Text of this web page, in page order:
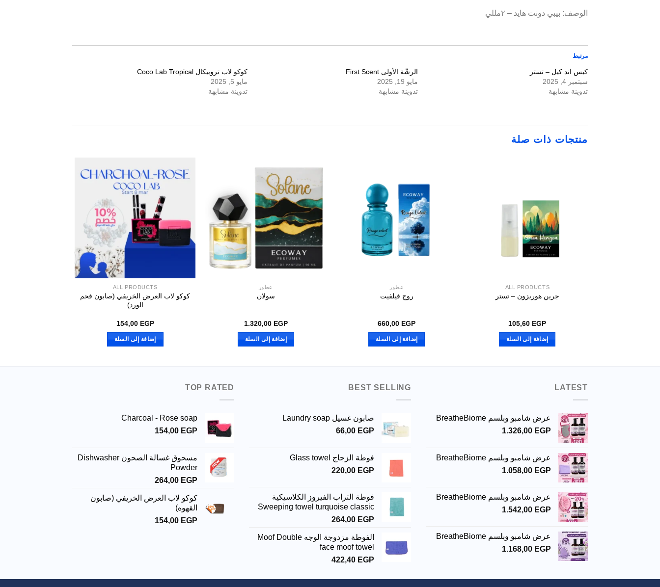
الوصف: بيبي دونت هايد – ٢مللي
مرتبط
كيس اند كيل – تستر
سبتمبر 4, 2025
تدوينة مشابهة
الرشّة الأولى First Scent
مايو 19, 2025
تدوينة مشابهة
كوكو لاب تروبيكال Coco Lab Tropical
مايو 5, 2025
تدوينة مشابهة
منتجات ذات صلة
ALL PRODUCTS
جرين هوريزون – تستر
105,60 EGP
إضافة إلى السلة
عطور
روج فيلفيت
660,00 EGP
إضافة إلى السلة
عطور
سولان
1.320,00 EGP
إضافة إلى السلة
ALL PRODUCTS
كوكو لاب العرض الخريفي (صابون فحم
الورد)
154,00 EGP
إضافة إلى السلة
LATEST
عرض شامبو وبلسم BreatheBiome
1.326,00 EGP
عرض شامبو وبلسم BreatheBiome
1.058,00 EGP
عرض شامبو وبلسم BreatheBiome
1.542,00 EGP
عرض شامبو وبلسم BreatheBiome
1.168,00 EGP
BEST SELLING
صابون غسيل Laundry soap
66,00 EGP
فوطة الزجاج Glass towel
220,00 EGP
فوطة التراب الفيروز الكلاسيكية
Sweeping towel turquoise classic
264,00 EGP
الفوطة مزدوجة الوجه Moof Double
face moof towel
422,40 EGP
TOP RATED
Charcoal - Rose soap
154,00 EGP
مسحوق غسالة الصحون Dishwasher
Powder
264,00 EGP
كوكو لاب العرض الخريفي (صابون
القهوه)
154,00 EGP